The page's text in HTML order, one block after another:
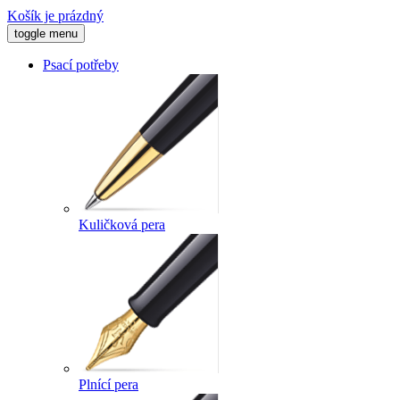
Košík je prázdný
toggle menu
Psací potřeby
Kuličková pera
Plnící pera